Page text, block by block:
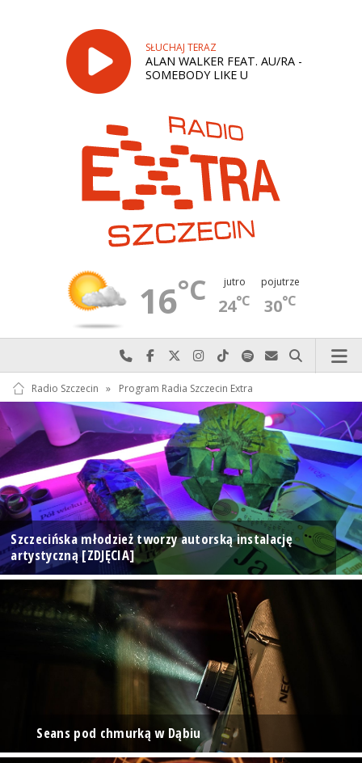
SŁUCHAJ TERAZ
ALAN WALKER FEAT. AU/RA -
SOMEBODY LIKE U
16°C jutro
24°C
pojutrze
30°C
Najlepiej po prostu do nas zadzwoń
Odwiedź nas na Facebook-u
Odwiedź nas na X
Odwiedź nas na Instagram-ie
Odwiedź nas na TikTok-u
Szukaj nas na Spotify
Wyślij do nas
Szukaj
Radio Szczecin » Program Radia Szczecin Extra
Szczecińska młodzież tworzy autorską instalację
artystyczną [ZDJĘCIA]
Seans pod chmurką w Dąbiu